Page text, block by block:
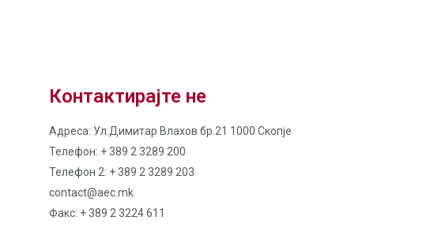
Контактирајте не
Адреса: Ул.Димитар Влахов бр.21 1000 Скопје
Телефон: + 389 2 3289 200
Телефон 2: + 389 2 3289 203
contact@aec.mk
Факс: + 389 2 3224 611